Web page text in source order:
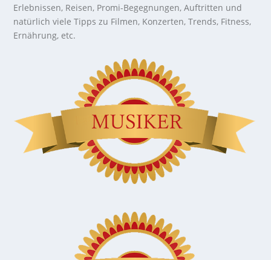
Erlebnissen, Reisen, Promi-Begegnungen, Auftritten und
natürlich viele Tipps zu Filmen, Konzerten, Trends, Fitness,
Ernährung, etc.